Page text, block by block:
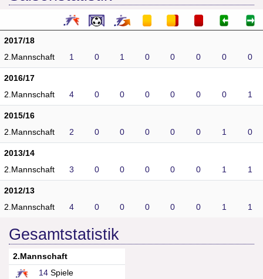
2017/18
2.Mannschaft
1 0 1 0 0 0 0 0
2016/17
2.Mannschaft
4 0 0 0 0 0 0 1
2015/16
2.Mannschaft
2 0 0 0 0 0 1 0
2013/14
2.Mannschaft
3 0 0 0 0 0 1 1
2012/13
2.Mannschaft
4 0 0 0 0 0 1 1
Gesamtstatistik
2.Mannschaft
14 Spiele